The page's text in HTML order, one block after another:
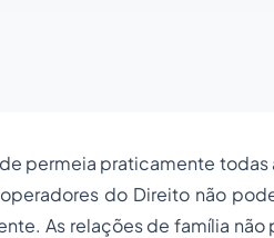
permeia praticamente todas
do Direito não
As relações de família